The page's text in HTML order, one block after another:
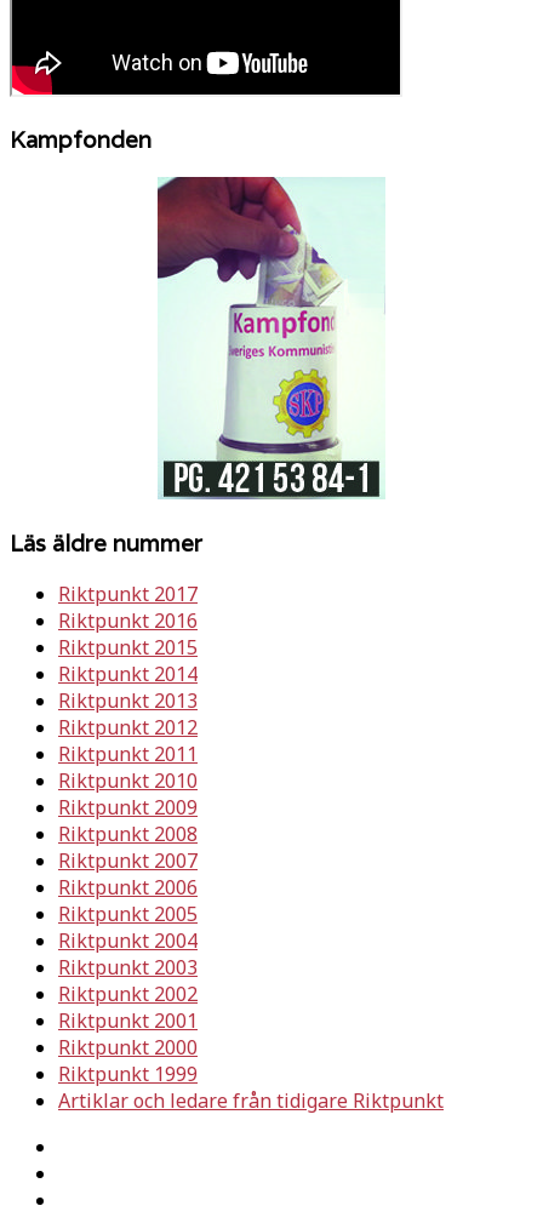
Kampfonden
Läs äldre nummer
Riktpunkt 2017
Riktpunkt 2016
Riktpunkt 2015
Riktpunkt 2014
Riktpunkt 2013
Riktpunkt 2012
Riktpunkt 2011
Riktpunkt 2010
Riktpunkt 2009
Riktpunkt 2008
Riktpunkt 2007
Riktpunkt 2006
Riktpunkt 2005
Riktpunkt 2004
Riktpunkt 2003
Riktpunkt 2002
Riktpunkt 2001
Riktpunkt 2000
Riktpunkt 1999
Artiklar och ledare från tidigare Riktpunkt